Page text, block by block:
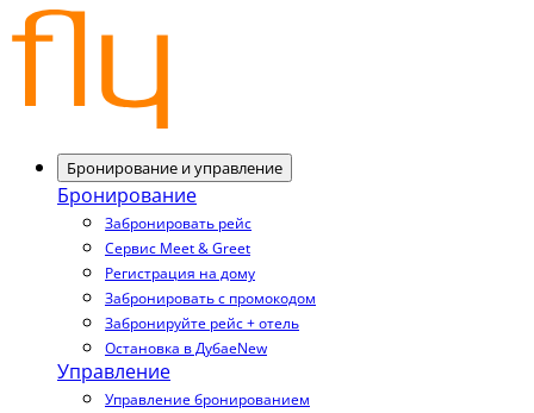
Бронирование и управление
Бронирование
Забронировать рейс
Сервис Meet & Greet
Регистрация на дому
Забронировать с промокодом
Забронируйте рейс + отель
Остановка в ДубаеNew
Управление
Управление бронированием